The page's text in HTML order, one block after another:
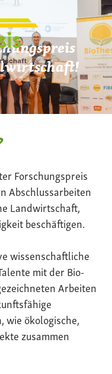
Forschungspreis
Abschlussarbeiten
Landwirtschaft,
beschäftigen.
wissenschaftliche
mit der Bio-
Arbeiten
wie ökologische,
zusammen